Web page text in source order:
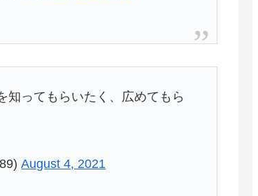
知ってもらいたく、広めてもら
August 4, 2021